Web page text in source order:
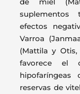
suplementos
efectos
Varroa
(Mattila y
favorece el
reservas de